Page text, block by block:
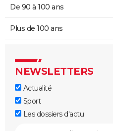
De 90 à 100 ans
Plus de 100 ans
NEWSLETTERS
Actualité
Sport
Les dossiers d'actu